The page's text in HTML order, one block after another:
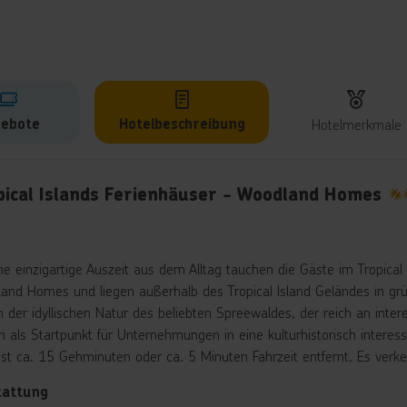
Hotelbeschreibung Hotelmerkmale
Islands Ferienhäuser - Woodland Homes
einzigartige Auszeit aus dem Alltag tauchen die Gäste im
Homes und liegen außerhalb des Tropical Island Geländes in
der idyllischen Natur des beliebten Spreewaldes, der reich an
als Startpunkt für Unternehmungen in eine kulturhistorisch
ca. 15 Gehminuten oder ca. 5 Minuten Fahrzeit entfernt. Es